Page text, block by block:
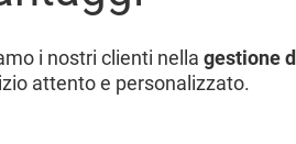
i nostri clienti nella gestione
attento e personalizzato.